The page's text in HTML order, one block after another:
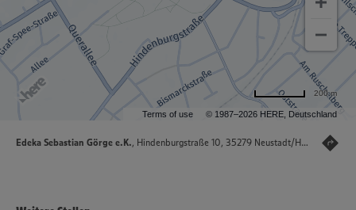
Terms of use © 1987–2026 HERE, Deutschland
200 m
Edeka Sebastian Görge e.K., Hindenburgstraße 10, 35279 Neustadt/Hessen